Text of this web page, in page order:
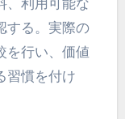
する。実際の
を行い、価値
習慣を付け